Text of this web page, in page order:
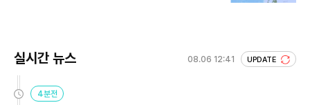
실시간 뉴스 08.06 12:41 UPDATE
4분전